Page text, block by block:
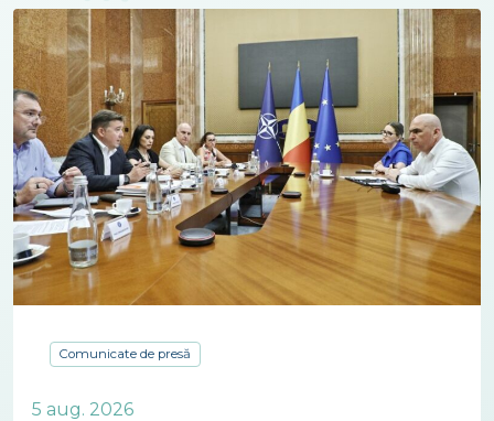
Comunicate de presă
5 aug. 2026